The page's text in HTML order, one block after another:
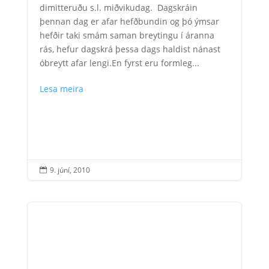
dimitteruðu s.l. miðvikudag. Dagskráin
þennan dag er afar hefðbundin og þó ýmsar
hefðir taki smám saman breytingu í áranna
rás, hefur dagskrá þessa dags haldist nánast
óbreytt afar lengi.En fyrst eru formleg...
Lesa meira
 9. júní, 2010